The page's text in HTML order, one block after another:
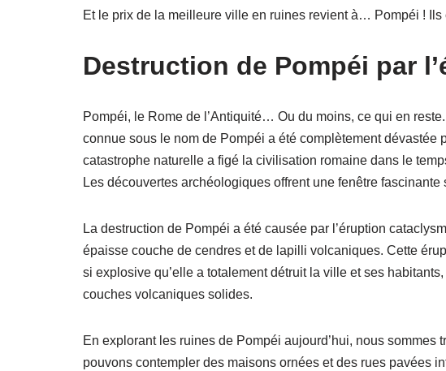
Et le prix de la meilleure ville en ruines revient à… Pompéi !
Destruction de Pompéi par
Pompéi, le Rome de l’Antiquité… Ou du moins, ce qui en
connue sous le nom de Pompéi a été complètement dévastée
catastrophe naturelle a figé la civilisation romaine dans le
Les découvertes archéologiques offrent une fenêtre fascinante
La destruction de Pompéi a été causée par l’éruption
épaisse couche de cendres et de lapilli volcaniques. Cette
si explosive qu’elle a totalement détruit la ville et ses
couches volcaniques solides.
En explorant les ruines de Pompéi aujourd’hui, nous sommes
pouvons contempler des maisons ornées et des rues pavées